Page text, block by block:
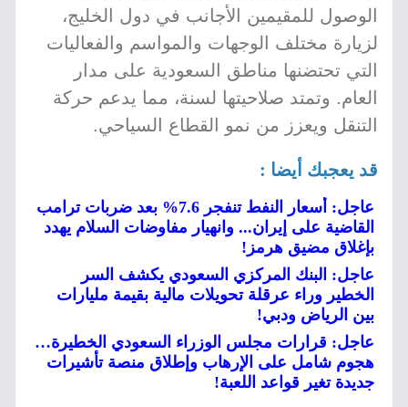
الوصول للمقيمين الأجانب في دول الخليج،
لزيارة مختلف الوجهات والمواسم والفعاليات
التي تحتضنها مناطق السعودية على مدار
العام. وتمتد صلاحيتها لسنة، مما يدعم حركة
التنقل ويعزز من نمو القطاع السياحي.
قد يعجبك أيضا :
عاجل: أسعار النفط تنفجر 7.6% بعد ضربات ترامب
القاضية على إيران... وانهيار مفاوضات السلام يهدد
بإغلاق مضيق هرمز!
عاجل: البنك المركزي السعودي يكشف السر
الخطير وراء عرقلة تحويلات مالية بقيمة مليارات
بين الرياض ودبي!
عاجل: قرارات مجلس الوزراء السعودي الخطيرة…
هجوم شامل على الإرهاب وإطلاق منصة تأشيرات
جديدة تغير قواعد اللعبة!